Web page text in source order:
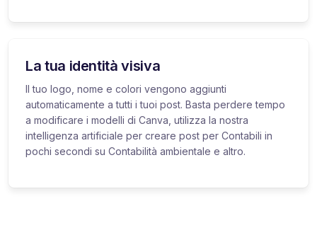
La tua identità visiva
Il tuo logo, nome e colori vengono aggiunti
automaticamente a tutti i tuoi post. Basta perdere tempo
a modificare i modelli di Canva, utilizza la nostra
intelligenza artificiale per creare post per Contabili in
pochi secondi su Contabilità ambientale e altro.